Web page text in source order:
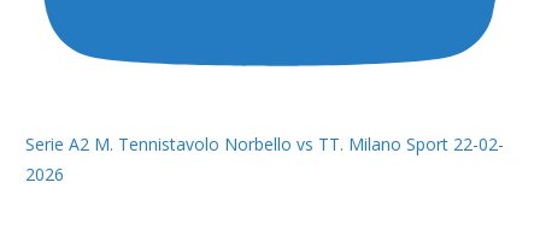
Serie A2 M. Tennistavolo Norbello vs TT. Milano Sport 22-02-
2026